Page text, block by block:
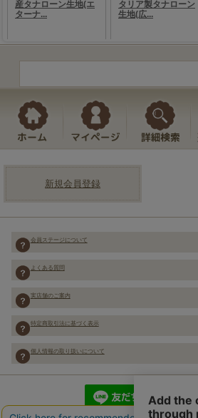
新規会員登録
会員ステージについて
よくある質問
実店舗のご案内
特定商取引法に基づく表示
個人情報の取り扱いについて